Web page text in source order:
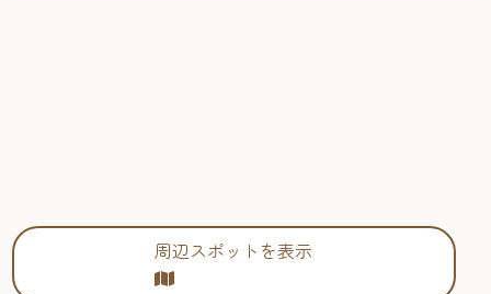
周辺スポットを表示